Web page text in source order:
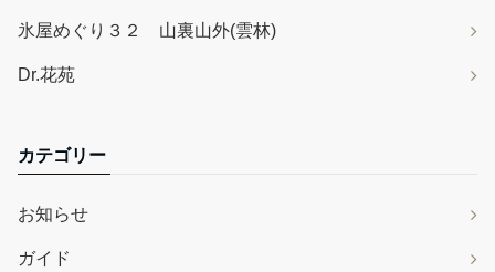
氷屋めぐり３２ 山裏山外(雲林)
Dr.花苑
カテゴリー
お知らせ
ガイド